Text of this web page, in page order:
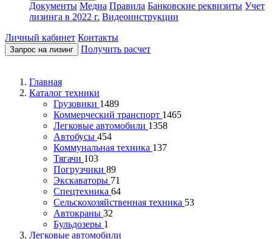
Документы Медиа Правила Банковские реквизиты Учет
лизинга в 2022 г. Видеоинструкции
Личный кабинет Контакты
Запрос на лизинг Получить расчет
Главная
Каталог техники
Грузовики 1489
Коммерческий транспорт 1465
Легковые автомобили 1358
Автобусы 454
Коммунальная техника 137
Тягачи 103
Погрузчики 89
Экскаваторы 71
Спецтехника 64
Сельскохозяйственная техника 53
Автокраны 32
Бульдозеры 1
Легковые автомобили